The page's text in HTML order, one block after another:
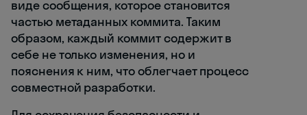
виде сообщения, которое становится
частью метаданных коммита. Таким
образом, каждый коммит содержит в
себе не только изменения, но и
пояснения к ним, что облегчает процесс
совместной разработки.